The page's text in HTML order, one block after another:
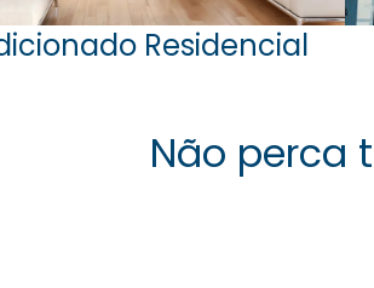
Residencial
Não perca